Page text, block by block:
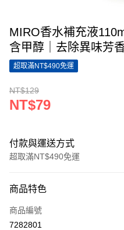
MIRO香水補充液
含甲醇｜去除異味芳
超取滿NT$490免運
NT$129
NT$79
付款與運送方式
超取滿NT$490免運
信用卡一次付款
超商取貨付款
商品特色
商品編號
7282801